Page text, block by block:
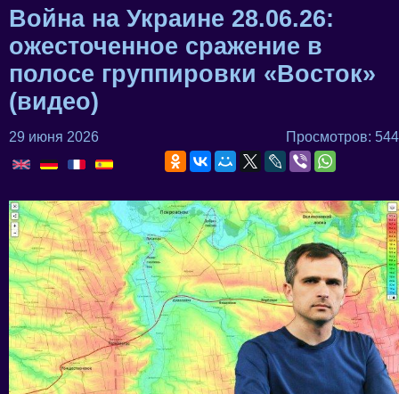
Война на Украине 28.06.26:
ожесточенное сражение в
полосе группировки «Восток»
(видео)
29 июня 2026 Просмотров: 544